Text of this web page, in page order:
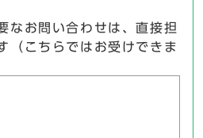
なお問い合わせは、直接担
（こちらではお受けできま